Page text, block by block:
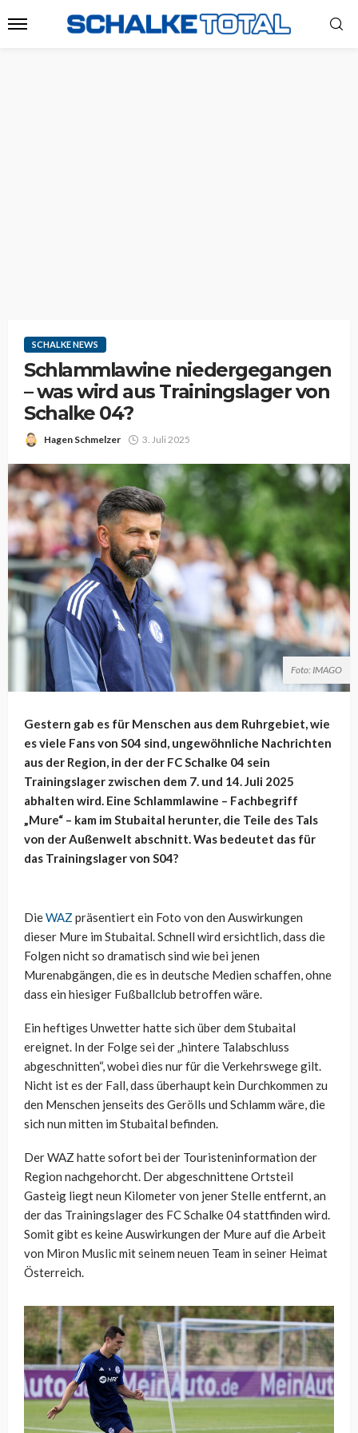
SCHALKE NEWS
Schlammlawine niedergegangen
– was wird aus Trainingslager von
Schalke 04?
Hagen Schmelzer 3. Juli 2025
Foto: IMAGO
Gestern gab es für Menschen aus dem Ruhrgebiet, wie
es viele Fans von S04 sind, ungewöhnliche Nachrichten
aus der Region, in der der FC Schalke 04 sein
Trainingslager zwischen dem 7. und 14. Juli 2025
abhalten wird. Eine Schlammlawine – Fachbegriff
„Mure“ – kam im Stubaital herunter, die Teile des Tals
von der Außenwelt abschnitt. Was bedeutet das für
das Trainingslager von S04?
DieWAZ präsentiert ein Foto von den Auswirkungen
dieser Mure im Stubaital. Schnell wird ersichtlich, dass die
Folgen nicht so dramatisch sind wie bei jenen
Murenabgängen, die es in deutsche Medien schaffen, ohne
dass ein hiesiger Fußballclub betroffen wäre.
Ein heftiges Unwetter hatte sich über dem Stubaital
ereignet. In der Folge sei der „hintere Talabschluss
abgeschnitten“, wobei dies nur für die Verkehrswege gilt.
Nicht ist es der Fall, dass überhaupt kein Durchkommen zu
den Menschen jenseits des Gerölls und Schlamm wäre, die
sich nun mitten im Stubaital befinden.
Der WAZ hatte sofort bei der Touristeninformation der
Region nachgehorcht. Der abgeschnittene Ortsteil
Gasteig liegt neun Kilometer von jener Stelle entfernt, an
der das Trainingslager des FC Schalke 04 stattfinden wird.
Somit gibt es keine Auswirkungen der Mure auf die Arbeit
von Miron Muslic mit seinem neuen Team in seiner Heimat
Österreich.